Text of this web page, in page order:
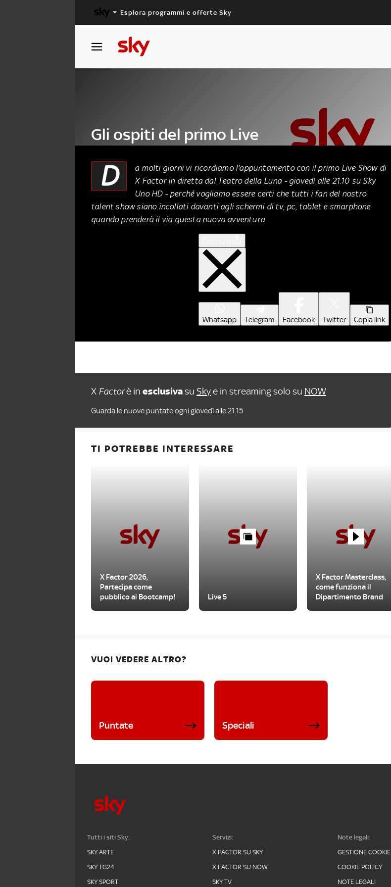
Esplora programmi e offerte Sky
Gli ospiti del primo Live
17 Ottobre 2012
D
a molti giorni vi ricordiamo l'appuntamento con il primo Live Show di
X Factor in diretta dal Teatro della Luna - giovedì alle 21.10 su Sky
Uno HD - perché vogliamo essere certi che tutti i fan del nostro
talent show siano incollati davanti agli schermi di tv, pc, tablet e smarphone
quando prenderà il via questa nuova avventura
Whatsapp Telegram Facebook Twitter Copia link
X Factorè in esclusivasu Skye in streaming solo su NOW
Guarda le nuove puntate ogni giovedì alle 21.15
TI POTREBBE INTERESSARE
X Factor 2026,
Partecipa come
pubblico ai Bootcamp!
Live 5
X Factor Masterclass,
come funziona il
Dipartimento Brand
VUOI VEDERE ALTRO?
Puntate Speciali
Tutti i siti Sky:
SKY ARTE
SKY TG24
SKY SPORT
Servizi:
X FACTOR SU SKY
X FACTOR SU NOW
SKY TV
Note legali:
GESTIONE COOKIE
COOKIE POLICY
NOTE LEGALI